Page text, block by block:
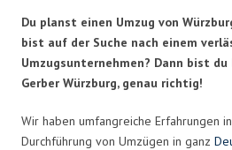
Du planst einen Umzug von
bist auf der Suche nach einem
Umzugsunternehmen? Dann bist
Gerber Würzburg, genau richtig!
Wir haben umfangreiche Erfahrungen
Durchführung von Umzügen in ganz